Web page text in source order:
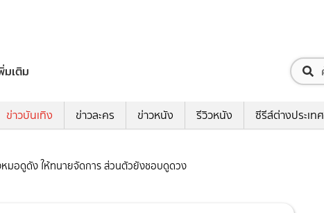
มเติม
ข่าวบันเทิง ข่าวละคร ข่าวหนัง รีวิวหนัง ซีรีส์ต่างประเทศ
มอดูดัง ให้ทนายจัดการ ส่วนตัวยังชอบดูดวง